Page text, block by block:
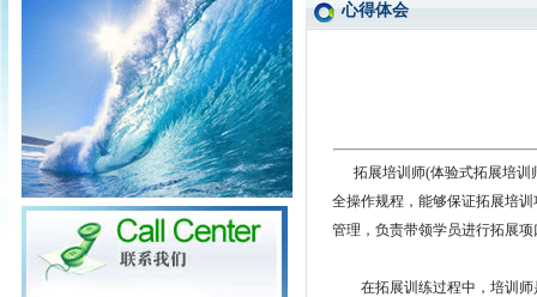
心得体会
拓展培训师(体验式拓展培训
全操作规程，能够保证拓展培
管理，负责带领学员进行拓展
在拓展训练过程中，培训师